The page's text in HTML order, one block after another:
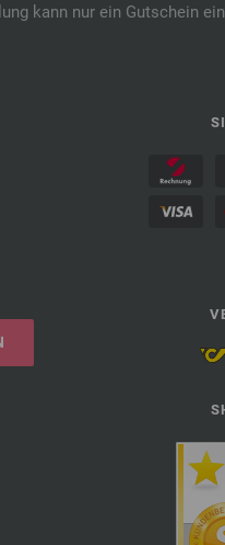
kann nur ein Gutschein